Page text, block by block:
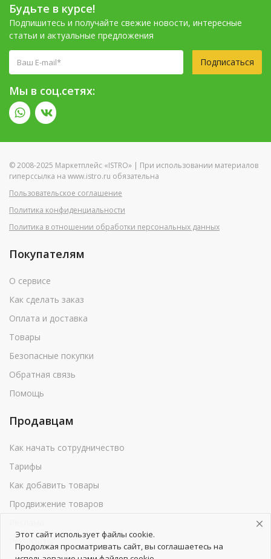
Будьте в курсе!
Подпишитесь и получайте свежие новости, интересные
статьи и актуальные предложения
Подписаться
Мы в соц.сетях:
© 2008-2025 Маркетплейс «ISTRO» | При использовании материалов
гиперссылка на www.istro.ru обязательна
Пользовательское соглашение
Политика конфиденциальности
Политика в отношении обработки персональных данных
Покупателям
О сервисе
Как сделать заказ
Оплата и доставка
Товары
Безопасные покупки
Обратная связь
Помощь
Продавцам
Как начать сотрудничество
Тарифы
Как добавить товары
Продвижение товаров
Реквизиты
Этот сайт использует файлы cookie.
Продолжая просматривать сайт, вы соглашаетесь на